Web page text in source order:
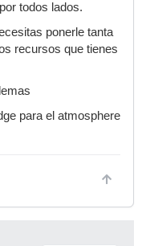
todos lados.
ponerle tanta
recursos que tienes
para el atmosphere